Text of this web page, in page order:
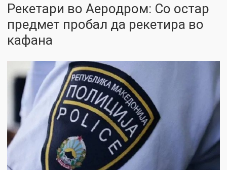
Рекетари во Аеродром: Со остар
предмет пробал да рекетира во
кафана